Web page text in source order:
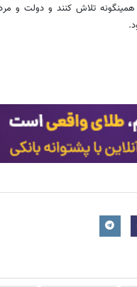
تلاش کنند و دولت